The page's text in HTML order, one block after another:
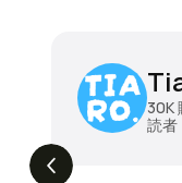
30K
読者
ソファ
ブル 木
cm ベッ
寝椅子
¥196780
昼はソファ、夜